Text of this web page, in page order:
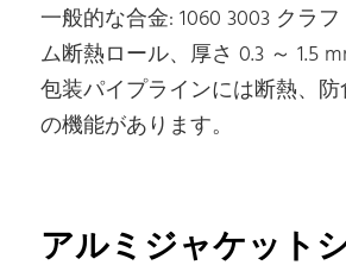
一般的な合金: 1060 3003 クラ
ム断熱ロール、厚さ 0.3 ～ 1.5
包装パイプラインには断熱、
の機能があります。
アルミジャケット